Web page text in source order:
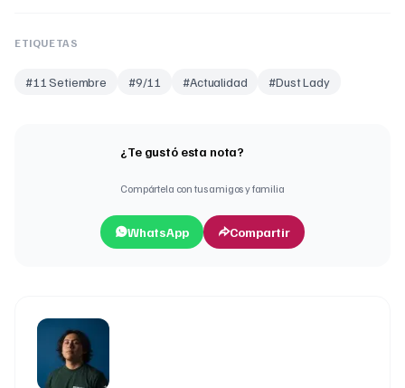
ETIQUETAS
#11 Setiembre #9/11 #Actualidad #Dust Lady
¿Te gustó esta nota?
Compártela con tus amigos y familia
WhatsApp Compartir